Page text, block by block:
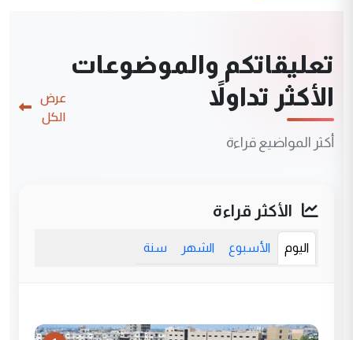
تعليقاتكم والموضوعات
الأكثر تداولاً
أكثر المواضيع قراءة
عرض
الكل
الأكثر قراءة
اليوم الأسبوع الشهر سنة